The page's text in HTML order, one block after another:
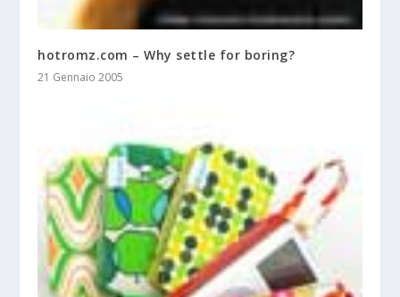
hotromz.com – Why settle for boring?
21 Gennaio 2005